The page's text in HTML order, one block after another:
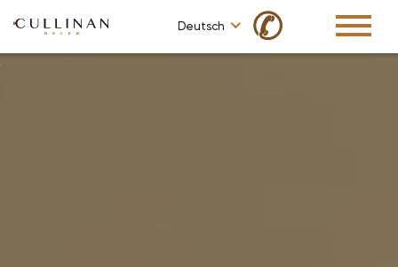
Deutsch ✆